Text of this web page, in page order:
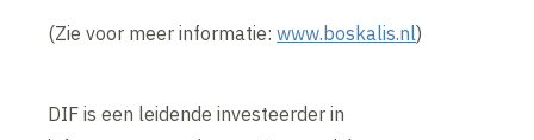
(Zie voor meer informatie:www.boskalis.nl)
DIF is een leidende investeerder in